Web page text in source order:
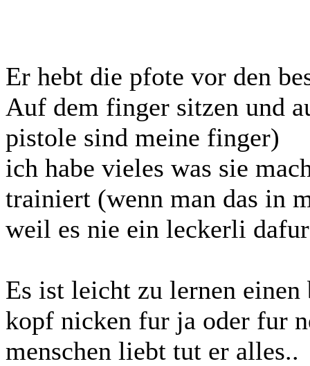
Er hebt die pfote vor den
Auf dem finger sitzen und
pistole sind meine finger)
ich habe vieles was sie
trainiert (wenn man das in
weil es nie ein leckerli
Es ist leicht zu lernen
kopf nicken fur ja oder fur
menschen liebt tut er alles..